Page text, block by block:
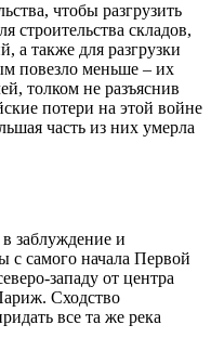
чтобы разгрузить
строительства складов,
а также для разгрузки
повезло меньше – их
толком не разъяснив
потери на этой войне
часть из них умерла
заблуждение и
с самого начала Первой
западу от центра
Сходство
все та же река